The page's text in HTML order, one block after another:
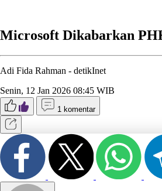
Microsoft Dikabarkan
Adi Fida Rahman - detikInet
Senin, 12 Jan 2026 08:45 WIB
1 komentar